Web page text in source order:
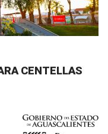
CENTELLAS